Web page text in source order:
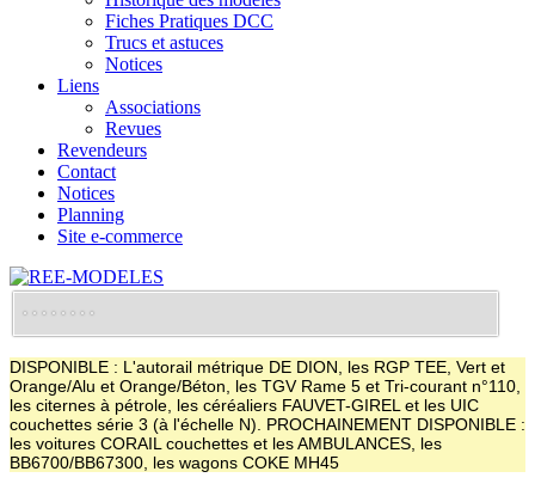
Fiches Pratiques DCC
Trucs et astuces
Notices
Liens
Associations
Revues
Revendeurs
Contact
Notices
Planning
Site e-commerce
DISPONIBLE : L'autorail métrique DE DION, les RGP TEE, Vert et
Orange/Alu et Orange/Béton, les TGV Rame 5 et Tri-courant n°110,
les citernes à pétrole, les céréaliers FAUVET-GIREL et les UIC
couchettes série 3 (à l'échelle N). PROCHAINEMENT DISPONIBLE :
les voitures CORAIL couchettes et les AMBULANCES, les
BB6700/BB67300, les wagons COKE MH45